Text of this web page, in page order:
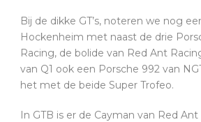
Bij de dikke GT’s, noteren we nog
Hockenheim met naast de drie
Racing, de bolide van Red Ant
van Q1 ook een Porsche 992 van
het met de beide Super Trofeo.
In GTB is er de Cayman van Red